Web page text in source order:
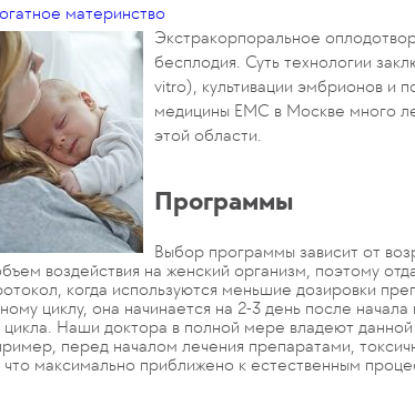
материнство
Экстракорпоральное
бесплодия. Суть технологии
vitro), культивации эмбрионов и
медицины ЕМС в Москве много
этой области.
Программы
Выбор программы зависит от
воздействия на женский организм, поэтому
когда используются меньшие дозировки
циклу, она начинается на 2-3 день после
Наши доктора в полной мере владеют
перед началом лечения препаратами,
максимально приближено к естественным